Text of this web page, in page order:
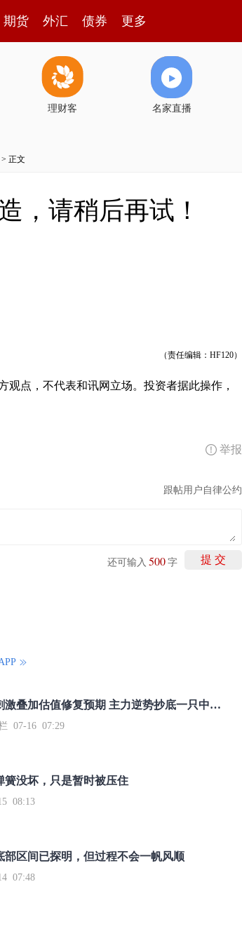
期货 外汇 债券 更多
理财客 名家直播
> 正文
，请稍后再试！
（责任编辑：HF120）
点，不代表和讯网立场。投资者据此操作，
举报
跟帖用户自律公约
提 交
还可输入 500 字
重磅利好刺激叠加估值修复预期 主力逆势抄底一只中药龙头股
07-16 07:29
簧没坏，只是暂时被压住
08:13
部区间已探明，但过程不会一帆风顺
07:48